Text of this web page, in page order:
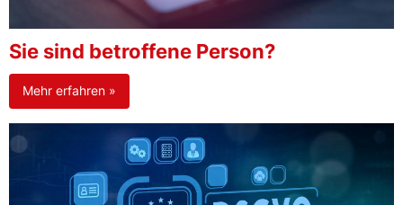
Sie sind betroffene Person?
Mehr erfahren »